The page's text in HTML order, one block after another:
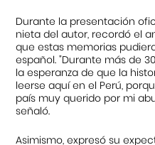
Durante la presentación
nieta del autor, recordó el
que estas memorias
español. "Durante más de
la esperanza de que la
leerse aquí en el Perú,
país muy querido por mi
señaló.
Asimismo, expresó su